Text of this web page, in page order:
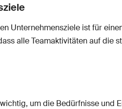
Unternehmensziele ist für
alle Teamaktivitäten auf die
um die Bedürfnisse und